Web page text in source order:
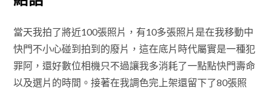
當天我拍了將近100張照片，有10多張照片是在我移動中
快門不小心碰到拍到的廢片，這在底片時代屬實是一種犯
罪阿，還好數位相機只不過讓我多消耗了一點點快門壽命
以及選片的時間。接著在我調色完上架還留下了80張照